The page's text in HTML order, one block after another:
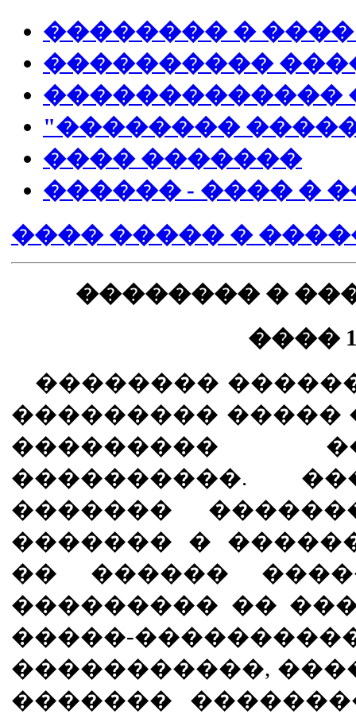
�������� �
����������
�������������
"��������
���� �������
������ - ���� �
���� ����� �
�������� �
����
��������
��������� �����
���������
����������.
�������
������� �
�� ������
��������� ��
�����-
�����������,
�������